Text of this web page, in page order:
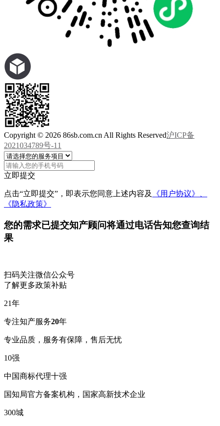
Copyright © 2026 86sb.com.cn All Rights Reserved沪ICP备
2021034789号-11
立即提交
点击“立即提交”，即表示您同意上述内容及
《用户协议》、
《隐私政策》
您的需求已提交知产顾问将通过电话告知您查询结
果
扫码关注微信公众号
了解更多政策补贴
21年
专注知产服务20年
专业品质，服务有保障，售后无忧
10强
中国商标代理十强
国知局官方备案机构，国家高新技术企业
300城